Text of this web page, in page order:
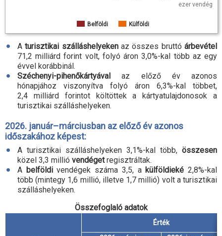
ezer vendég
Belföldi Külföldi
Aturisztikai szálláshelyekenaz összes bruttóárbevétel
71,2 milliárd forint volt, folyó áron 3,0%-kal több az egy
évvel korábbinál.
Széchenyi-pihenőkártyával
az előző év azonos
hónapjához viszonyítva folyó áron 6,3%-kal többet,
2,4 milliárd forintot költöttek a kártyatulajdonosok a
turisztikai szálláshelyeken.
2026. január–márciusban az előző év azonos
időszakához képest:
A turisztikai szálláshelyeken 3,1%-kal több, összesen
közel 3,3 millió vendégetregisztráltak.
A belföldivendégek száma 3,5, a külföldieké 2,8%-kal
több (mintegy 1,6 millió, illetve 1,7 millió) volt a turisztikai
szálláshelyeken.
Összefoglaló adatok
Érték